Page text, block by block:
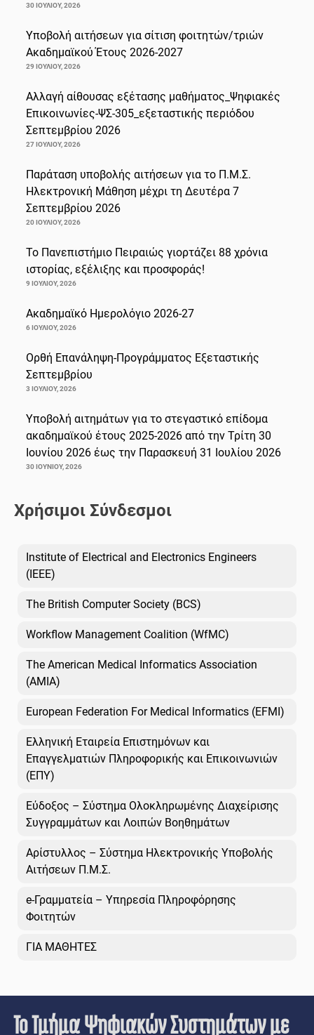
30 ΙΟΥΛΊΟΥ, 2026
Υποβολή αιτήσεων για σίτιση φοιτητών/τριών
Ακαδημαϊκού Έτους 2026-2027
29 ΙΟΥΛΊΟΥ, 2026
Αλλαγή αίθουσας εξέτασης μαθήματος_Ψηφιακές
Επικοινωνίες-ΨΣ-305_εξεταστικής περιόδου
Σεπτεμβρίου 2026
27 ΙΟΥΛΊΟΥ, 2026
Παράταση υποβολής αιτήσεων για το Π.Μ.Σ.
Ηλεκτρονική Μάθηση μέχρι τη Δευτέρα 7
Σεπτεμβρίου 2026
20 ΙΟΥΛΊΟΥ, 2026
Το Πανεπιστήμιο Πειραιώς γιορτάζει 88 χρόνια
ιστορίας, εξέλιξης και προσφοράς!
9 ΙΟΥΛΊΟΥ, 2026
Ακαδημαϊκό Ημερολόγιο 2026-27
6 ΙΟΥΛΊΟΥ, 2026
Ορθή Επανάληψη-Προγράμματος Εξεταστικής
Σεπτεμβρίου
3 ΙΟΥΛΊΟΥ, 2026
Υποβολή αιτημάτων για το στεγαστικό επίδομα
ακαδημαϊκού έτους 2025-2026 από την Τρίτη 30
Ιουνίου 2026 έως την Παρασκευή 31 Ιουλίου 2026
30 ΙΟΥΝΊΟΥ, 2026
Χρήσιμοι Σύνδεσμοι
Institute of Electrical and Electronics Engineers
(IEEE)
The British Computer Society (BCS)
Workflow Management Coalition (WfMC)
The American Medical Informatics Association
(AMIA)
European Federation For Medical Informatics (EFMI)
Ελληνική Εταιρεία Επιστημόνων και
Επαγγελματιών Πληροφορικής και Επικοινωνιών
(ΕΠΥ)
Εύδοξος – Σύστημα Ολοκληρωμένης Διαχείρισης
Συγγραμμάτων και Λοιπών Βοηθημάτων
Αρίστυλλος – Σύστημα Ηλεκτρονικής Υποβολής
Αιτήσεων Π.Μ.Σ.
e-Γραμματεία – Υπηρεσία Πληροφόρησης
Φοιτητών
ΓΙΑ ΜΑΘΗΤΕΣ
Το Τμήμα Ψηφιακών Συστημάτων με